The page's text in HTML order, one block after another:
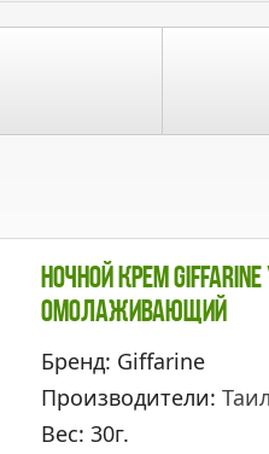
Ночной Крем
Омолаживающий
Бренд: Giffarine
Производители:
Вес: 30г.